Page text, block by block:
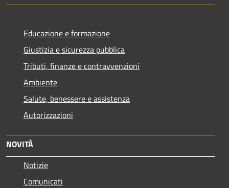
Educazione e formazione
Giustizia e sicurezza pubblica
Tributi, finanze e contravvenzioni
Ambiente
Salute, benessere e assistenza
Autorizzazioni
NOVITÀ
Notizie
Comunicati